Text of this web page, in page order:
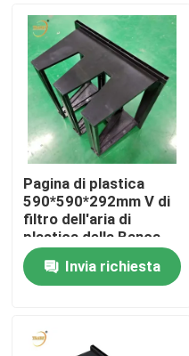
Casa
Prodotti
Video
Pagina di plastica
590*590*292mm V di
filtro dell'aria di
plastica della Banca
dell'ABS
Invia richiesta